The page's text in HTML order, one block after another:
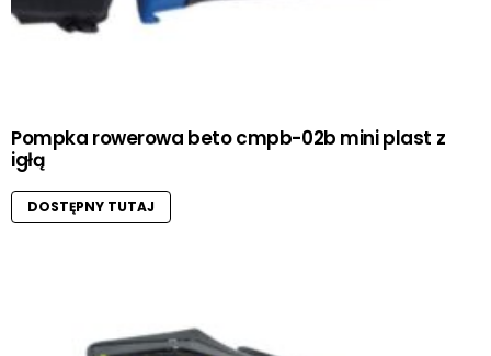
Pompka rowerowa beto cmpb-02b mini plast z
igłą
DOSTĘPNY TUTAJ